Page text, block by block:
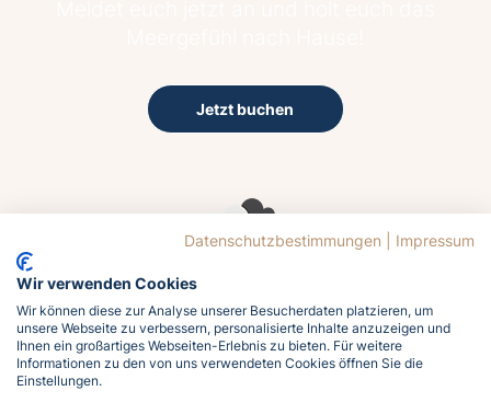
Jetzt buchen
Bedeckt
Wind
18.6 km/h aus Süd
Datenschutzbestimmungen Impressum
Wir verwenden Cookies
Wir können diese zur Analyse unserer Besucherdaten platzieren, um
unsere Webseite zu verbessern, personalisierte Inhalte anzuzeigen und
Ihnen ein großartiges Webseiten-Erlebnis zu bieten. Für weitere
Informationen zu den von uns verwendeten Cookies öffnen Sie die
Einstellungen.